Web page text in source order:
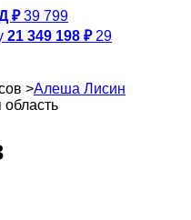
₽ 39 799
21 349 198 ₽ 29
>Алеша Лисин